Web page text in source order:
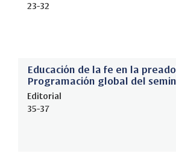
23-32
Educación de la fe en la
Programación global del
Editorial
35-37